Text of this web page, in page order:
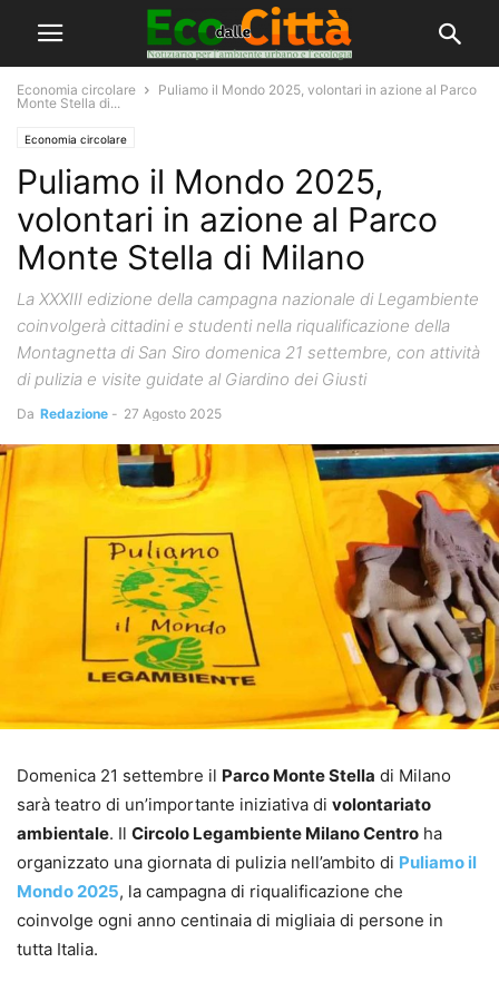
Economia circolare
Puliamo il Mondo 2025, volontari in azione al Parco
Monte Stella di...
Economia circolare
Puliamo il Mondo 2025,
volontari in azione al Parco
Monte Stella di Milano
La XXXIII edizione della campagna nazionale di Legambiente
coinvolgerà cittadini e studenti nella riqualificazione della
Montagnetta di San Siro domenica 21 settembre, con attività
di pulizia e visite guidate al Giardino dei Giusti
Da Redazione - 27 Agosto 2025
Domenica 21 settembre il Parco Monte Stella di Milano
sarà teatro di un’importante iniziativa di volontariato
ambientale. Il Circolo Legambiente Milano Centro ha
organizzato una giornata di pulizia nell’ambito di Puliamo il
Mondo 2025, la campagna di riqualificazione che
coinvolge ogni anno centinaia di migliaia di persone in
tutta Italia.